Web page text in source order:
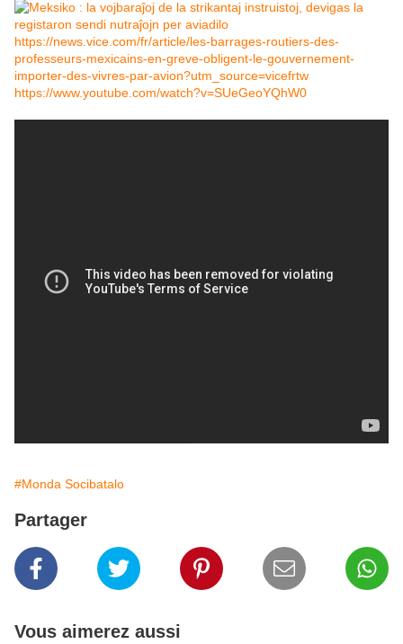
https://news.vice.com/fr/article/les-barrages-routiers-des-
professeurs-mexicains-en-greve-obligent-le-gouvernement-
importer-des-vivres-par-avion?utm_source=vicefrtw
https://www.youtube.com/watch?v=SUeGeoYQhW0
#Monda Socibatalo
Partager
Vous aimerez aussi